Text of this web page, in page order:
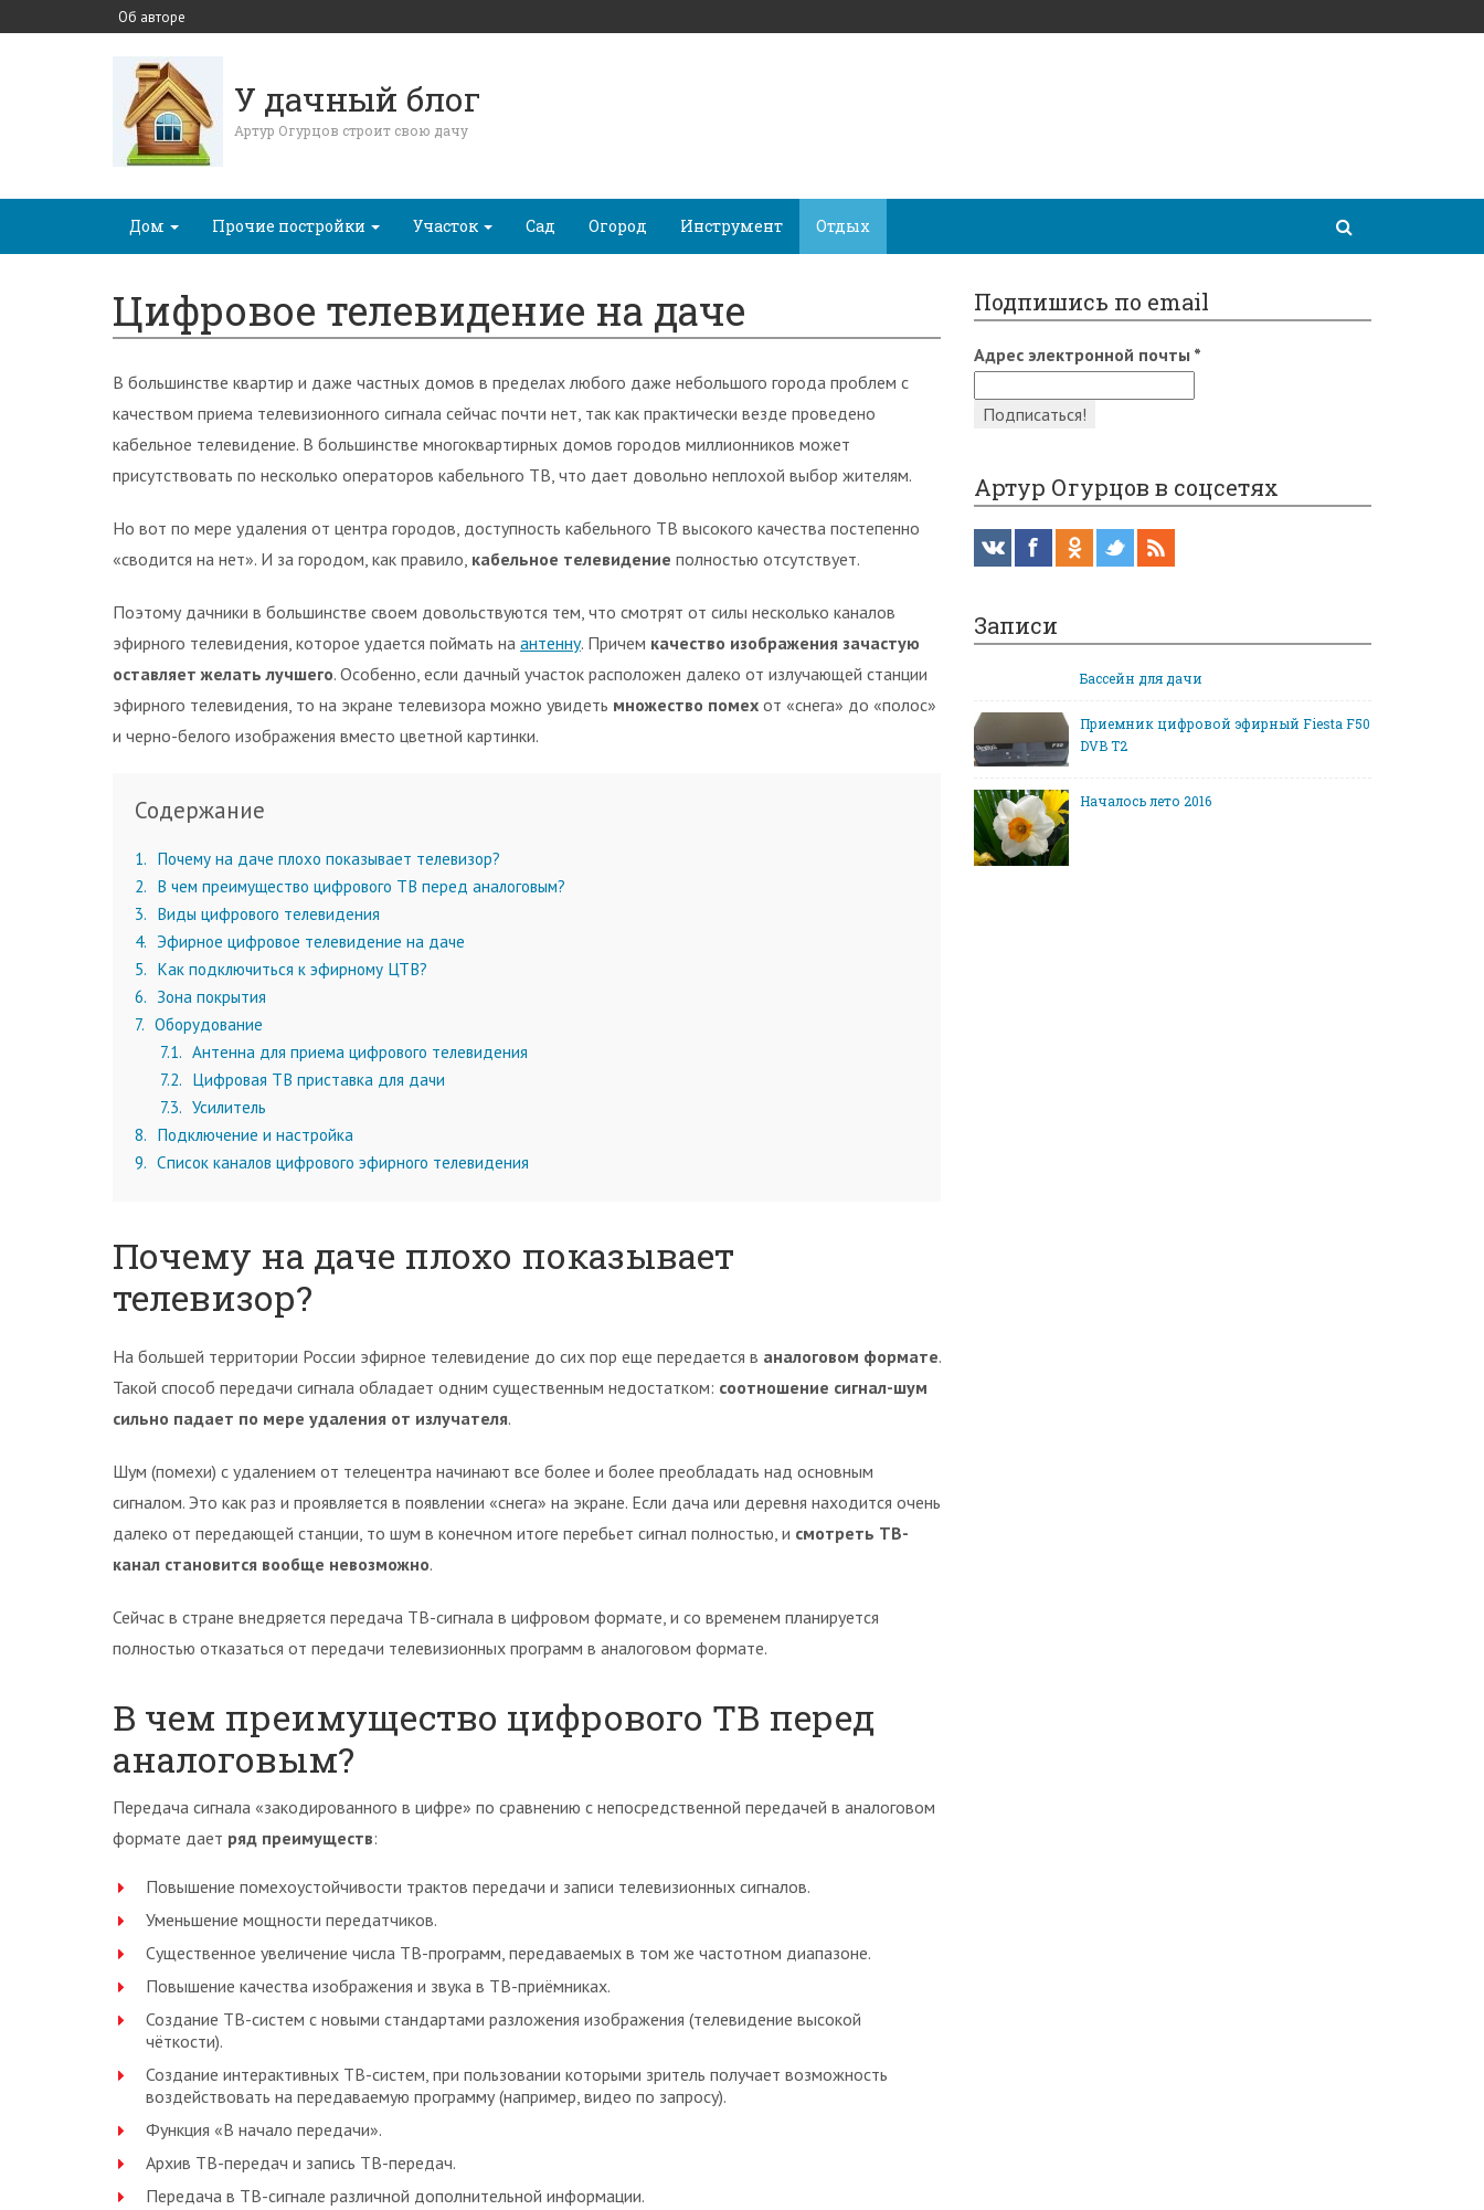
Об авторе
У дачный блог
Артур Огурцов строит свою дачу
Дом Прочие постройки Участок Сад Огород Инструмент Отдых
Цифровое телевидение на даче
В большинстве квартир и даже частных домов в пределах любого даже небольшого города проблем с
качеством приема телевизионного сигнала сейчас почти нет, так как практически везде проведено
кабельное телевидение. В большинстве многоквартирных домов городов миллионников может
присутствовать по несколько операторов кабельного ТВ, что дает довольно неплохой выбор жителям.
Но вот по мере удаления от центра городов, доступность кабельного ТВ высокого качества постепенно
«сводится на нет». И за городом, как правило, кабельное телевидение полностью отсутствует.
Поэтому дачники в большинстве своем довольствуются тем, что смотрят от силы несколько каналов
эфирного телевидения, которое удается поймать на антенну. Причем качество изображения зачастую
оставляет желать лучшего. Особенно, если дачный участок расположен далеко от излучающей станции
эфирного телевидения, то на экране телевизора можно увидеть множество помех от «снега» до «полос»
и черно-белого изображения вместо цветной картинки.
Содержание
1
Почему на даче плохо показывает телевизор?
2
В чем преимущество цифрового ТВ перед аналоговым?
3
Виды цифрового телевидения
4
Эфирное цифровое телевидение на даче
5
Как подключиться к эфирному ЦТВ?
6
Зона покрытия
7
Оборудование
7.1
Антенна для приема цифрового телевидения
7.2
Цифровая ТВ приставка для дачи
7.3
Усилитель
8
Подключение и настройка
9
Список каналов цифрового эфирного телевидения
Почему на даче плохо показывает
телевизор?
На большей территории России эфирное телевидение до сих пор еще передается в аналоговом формате.
Такой способ передачи сигнала обладает одним существенным недостатком: соотношение сигнал-шум
сильно падает по мере удаления от излучателя.
Шум (помехи) с удалением от телецентра начинают все более и более преобладать над основным
сигналом. Это как раз и проявляется в появлении «снега» на экране. Если дача или деревня находится очень
далеко от передающей станции, то шум в конечном итоге перебьет сигнал полностью, и смотреть ТВ-
канал становится вообще невозможно.
Сейчас в стране внедряется передача ТВ-сигнала в цифровом формате, и со временем планируется
полностью отказаться от передачи телевизионных программ в аналоговом формате.
В чем преимущество цифрового ТВ перед
аналоговым?
Передача сигнала «закодированного в цифре» по сравнению с непосредственной передачей в аналоговом
формате дает ряд преимуществ:
Повышение помехоустойчивости трактов передачи и записи телевизионных сигналов.
Уменьшение мощности передатчиков.
Существенное увеличение числа ТВ-программ, передаваемых в том же частотном диапазоне.
Повышение качества изображения и звука в ТВ-приёмниках.
Создание ТВ-систем с новыми стандартами разложения изображения (телевидение высокой
чёткости).
Создание интерактивных ТВ-систем, при пользовании которыми зритель получает возможность
воздействовать на передаваемую программу (например, видео по запросу).
Функция «В начало передачи».
Архив ТВ-передач и запись ТВ-передач.
Передача в ТВ-сигнале различной дополнительной информации.
Подпишись по email
Адрес электронной почты *
Артур Огурцов в соцсетях
Записи
Бассейн для дачи
Приемник цифровой эфирный Fiesta F50
DVB T2
Началось лето 2016